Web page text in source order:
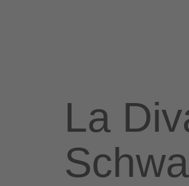
La